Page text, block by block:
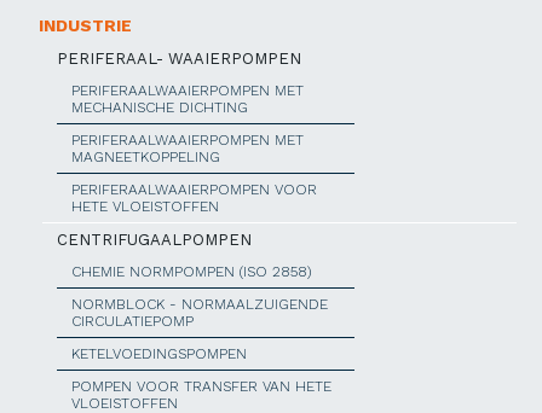
INDUSTRIE
PERIFERAAL- WAAIERPOMPEN
PERIFERAALWAAIERPOMPEN MET
MECHANISCHE DICHTING
PERIFERAALWAAIERPOMPEN MET
MAGNEETKOPPELING
PERIFERAALWAAIERPOMPEN VOOR
HETE VLOEISTOFFEN
CENTRIFUGAALPOMPEN
CHEMIE NORMPOMPEN (ISO 2858)
NORMBLOCK - NORMAALZUIGENDE
CIRCULATIEPOMP
KETELVOEDINGSPOMPEN
POMPEN VOOR TRANSFER VAN HETE
VLOEISTOFFEN